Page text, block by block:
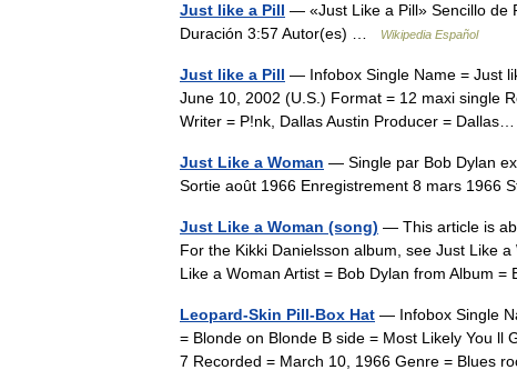
Just like a Pill — «Just Like a Pill» Sencillo de
Duración 3:57 Autor(es) …
Wikipedia Español
Just like a Pill — Infobox Single Name = Just
June 10, 2002 (U.S.) Format = 12 maxi single
Writer = P!nk, Dallas Austin Producer =
Just Like a Woman — Single par Bob Dylan
Sortie août 1966 Enregistrement 8 mars 1966
Just Like a Woman (song) — This article is
For the Kikki Danielsson album, see Just Like
Like a Woman Artist = Bob Dylan from Album
Leopard-Skin Pill-Box Hat — Infobox Single
= Blonde on Blonde B side = Most Likely You ll
7 Recorded = March 10, 1966 Genre = Blues